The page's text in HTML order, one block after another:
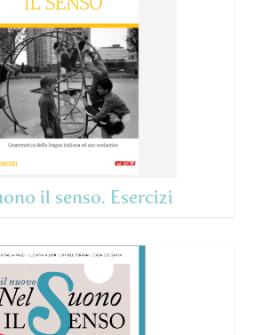
il senso. Esercizi